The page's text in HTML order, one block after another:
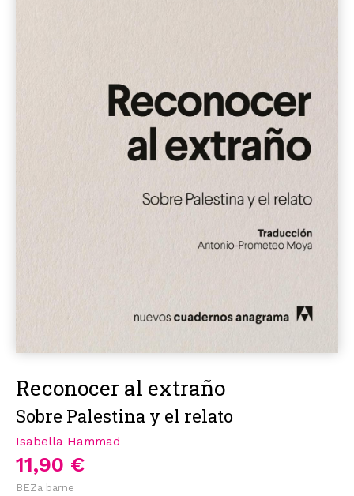
Reconocer al extraño
Sobre Palestina y el relato
Isabella Hammad
11,90 €
BEZa barne